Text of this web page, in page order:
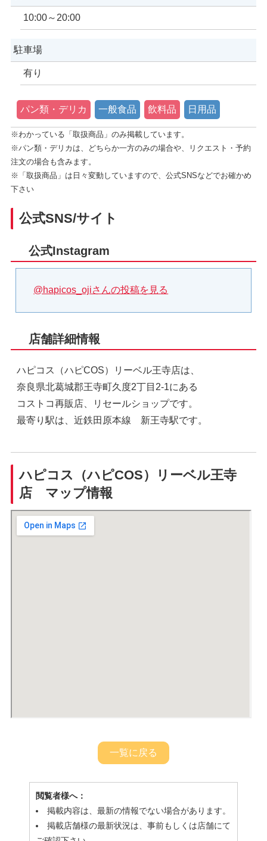
10:00～20:00
駐車場
有り
パン類・デリカ 一般食品 飲料品 日用品
※わかっている「取扱商品」のみ掲載しています。
※パン類・デリカは、どちらか一方のみの場合や、リクエスト・予約
注文の場合も含みます。
※「取扱商品」は日々変動していますので、公式SNSなどでお確かめ
下さい
公式SNS/サイト
公式Instagram
@hapicos_ojiさんの投稿を見る
店舗詳細情報
ハピコス（ハピCOS）リーベル王寺店は、
奈良県北葛城郡王寺町久度2丁目2-1にある
コストコ再販店、リセールショップです。
最寄り駅は、近鉄田原本線 新王寺駅です。
ハピコス（ハピCOS）リーベル王寺
店 マップ情報
一覧に戻る
閲覧者様へ：
掲載内容は、最新の情報でない場合があります。
掲載店舗様の最新状況は、事前もしくは店舗にて